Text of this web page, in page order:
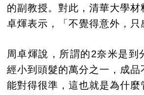
的副教授。對此，清華大學材
卓煇表示，「不覺得意外，只
周卓煇說，所謂的2奈米是到
經小到頭髮的萬分之一，成品
能對得很準，這也就是為什麼